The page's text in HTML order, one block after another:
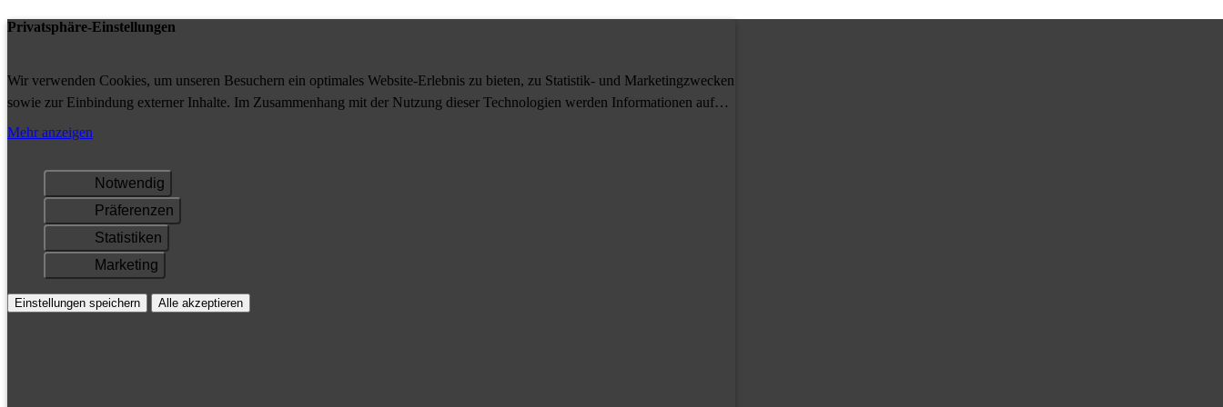
Privatsphäre-Einstellungen
Wir verwenden Cookies, um unseren Besuchern ein optimales Website-Erlebnis zu bieten, zu Statistik- und Marketingzwecken
sowie zur Einbindung externer Inhalte. Im Zusammenhang mit der Nutzung dieser Technologien werden Informationen auf
Ihrem Gerät gespeichert und/oder abgerufen.
Mehr anzeigen
Notwendig
Präferenzen
Statistiken
Marketing
Einstellungen speichern Alle akzeptieren